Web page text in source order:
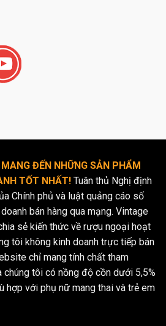
ĐẾN NHỮNG SẢN PHẨM
TỐT NHẤT! Tuân thủ Nghị định
Chính phủ và luật quảng cáo số
bán hàng qua mạng. Vintage
sẻ kiến thức về rượu ngoại hoạt
tôi không kinh doanh trực tiếp bán
chỉ mang tính chất tham
chúng tôi có nồng độ cồn dưới 5,5%
hợp với phụ nữ mang thai và trẻ em